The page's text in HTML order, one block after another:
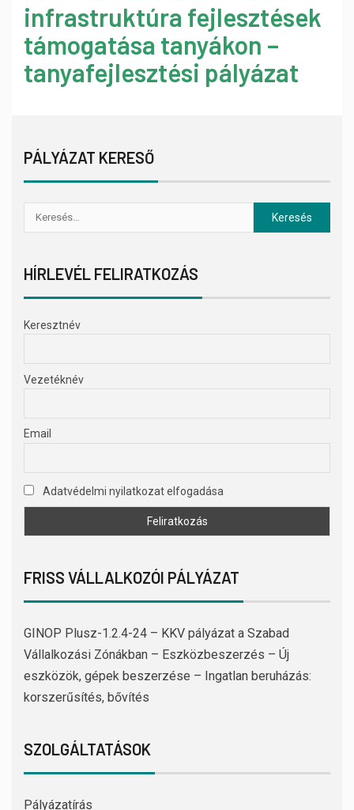
infrastruktúra fejlesztések
támogatása tanyákon –
tanyafejlesztési pályázat
PÁLYÁZAT KERESŐ
HÍRLEVÉL FELIRATKOZÁS
Keresztnév
Vezetéknév
Email
Adatvédelmi nyilatkozat elfogadása
FRISS VÁLLALKOZÓI PÁLYÁZAT
GINOP Plusz-1.2.4-24 – KKV pályázat a Szabad
Vállalkozási Zónákban – Eszközbeszerzés – Új
eszközök, gépek beszerzése – Ingatlan beruházás:
korszerűsítés, bővítés
SZOLGÁLTATÁSOK
Pályázatírás